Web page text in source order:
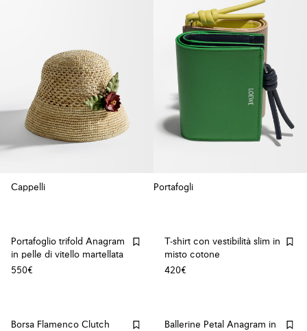
Cappelli Portafogli
Portafoglio trifold Anagram
in pelle di vitello martellata
550€
T-shirt con vestibilità slim in
misto cotone
420€
Borsa Flamenco Clutch
Ballerine Petal Anagram in